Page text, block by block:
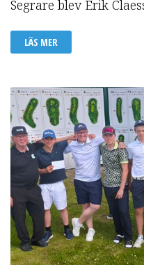
Segrare blev Erik
LÄS MER